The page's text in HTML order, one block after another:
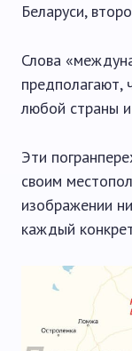
Беларуси,
Слова
предполагают,
любой страны
Эти
своим
изображении
каждый